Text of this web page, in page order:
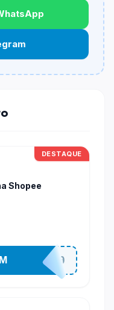
itens participantes
especificos podem
DESTAQUE
Shopee